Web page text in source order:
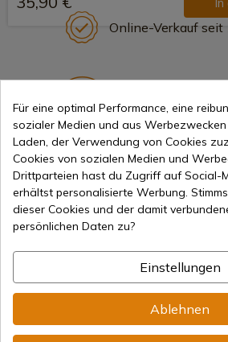
Online-Verkauf seit
Internationaler
info@aceros-de-hispania.com
Für eine optimal Performance, eine
sozialer Medien und aus
Laden, der Verwendung von Cookies
Cookies von sozialen Medien und
Drittparteien hast du Zugriff auf Social-
erhältst personalisierte Werbung.
dieser Cookies und der damit
persönlichen Daten zu?
Einstellungen
Ablehnen